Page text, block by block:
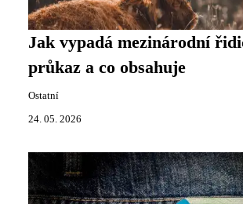
Jak vypadá mezinárodní
průkaz a co obsahuje
Ostatní
24. 05. 2026